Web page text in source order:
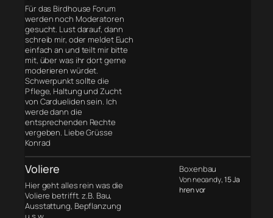
Für das Birdhouse Forum
werden noch Moderatoren
gesucht. Lust darauf, dann
schreib mir, oder meldet Euch
einfach an und teilt mir bitte
mit, über was ihr dort gerne
moderieren würdet.
Schwerpunkt sollte die
Pflege, Haltung und Zucht
von Cardueliden sein. Ich
werde dann die
entsprechenden Rechte
vergeben. Liebe Grüsse
Konrad
Voliere
Hier geht alles rein was die
Voliere betrifft. z.B. Bau,
Ausstattung, Bepflanzung
Boxenbau
Von neoandy, 15 Ja
hren vor